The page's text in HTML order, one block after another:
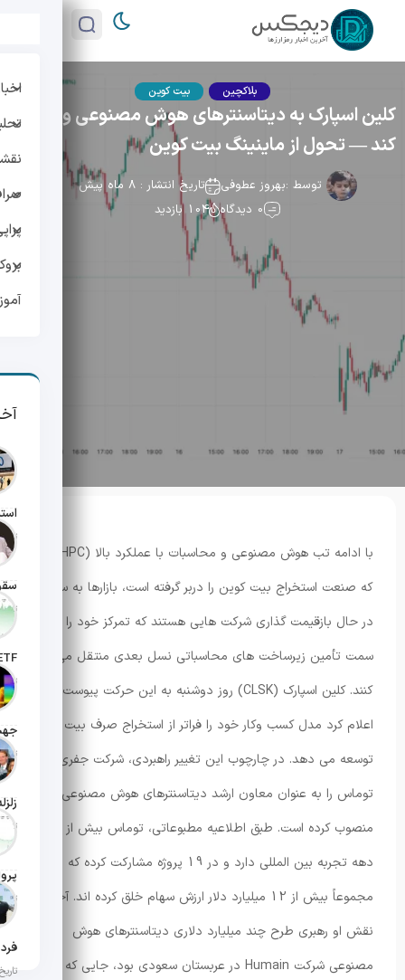
تاریخ
تاریخ
تاریخ
تاریخ
تاریخ
تاریخ
تاریخ
بلاکچین بیت کوین
کلین اسپارک به دیتاسنترهای هوش مصنوعی ورود می
کند — تحول از ماینینگ بیت کوین
توسط :بهروز عطوفی
تاریخ انتشار : 8 ماه پیش
0 دیدگاه
104 بازدید
که صنعت استخراج بیت کوین را دربر گرفته است، بازارها به سرعت
در حال بازقیمت گذاری شرکت هایی هستند که تمرکز خود را به
سمت تأمین زیرساخت های محاسباتی نسل بعدی منتقل می
کنند. کلین اسپارک (CLSK) روز دوشنبه به این حرکت پیوست و
اعلام کرد مدل کسب وکار خود را فراتر از استخراج صرف بیت کوین
توسعه می دهد. در چارچوب این تغییر راهبردی، شرکت جفری
توماس را به عنوان معاون ارشد دیتاسنترهای هوش مصنوعی
منصوب کرده است. طبق اطلاعیه مطبوعاتی، توماس بیش از چهار
دهه تجربه بین المللی دارد و در 19 پروژه مشارکت کرده که
مجموعاً بیش از 12 میلیارد دلار ارزش سهام خلق کرده اند. آخرین
نقش او رهبری طرح چند میلیارد دلاری دیتاسنترهای هوش
مصنوعی شرکت Humain در عربستان سعودی بود، جایی که او با